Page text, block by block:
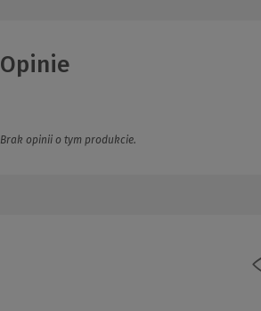
Opinie
Brak opinii o tym produkcie.